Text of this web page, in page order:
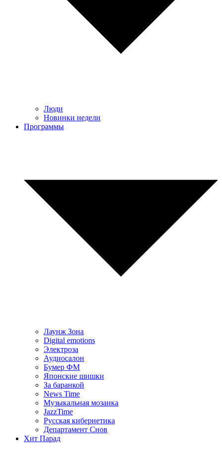
Люди
Новинки недели
Программы
Лаунж Зона
Digital emotions
Электроза
Аудиосалон
Бумер ФМ
Японскиe шишки
За баранкой
News Time
Музыкальная мозаика
JazzTime
Русская кибернетика
Департамент Снов
Хит Парад